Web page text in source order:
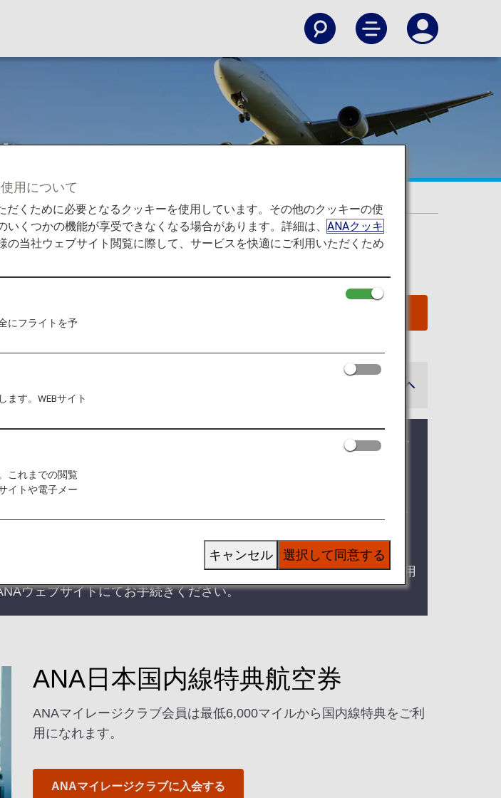
場合、ANA以外の運航便ではご登録いただいたプレミアムメンバーサ
いに変更点がございます。詳しくはANAマイレージクラブ会員サービ
内であっても2026年5月19日以降への予約変更・搭乗分としてご利用
ウェブサイトにてお手続きください。
ANA日本国内線特典航空券
ANAマイレージクラブ会員は最低6,000マイルから国内線特典をご利
用になれます。
ANAマイレージクラブに入会する
用について
くために必要となるクッキーを使用しています。その他のクッキーの使
くつかの機能が享受できなくなる場合があります。詳細は、ANAクッキ
の当社ウェブサイト閲覧に際して、サービスを快適にご利用いただくため
にフライトを予
ます。WEBサイト
これまでの閲覧
イトや電子メー
選択して同意する
キャンセル